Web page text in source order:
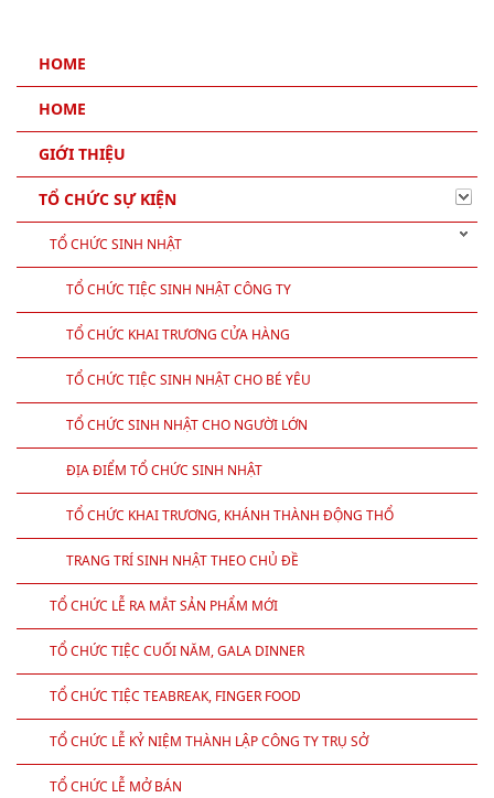
HOME
HOME
GIỚI THIỆU
TỔ CHỨC SỰ KIỆN
TỔ CHỨC SINH NHẬT
TỔ CHỨC TIỆC SINH NHẬT CÔNG TY
TỔ CHỨC KHAI TRƯƠNG CỬA HÀNG
TỔ CHỨC TIỆC SINH NHẬT CHO BÉ YÊU
TỔ CHỨC SINH NHẬT CHO NGƯỜI LỚN
ĐỊA ĐIỂM TỔ CHỨC SINH NHẬT
TỔ CHỨC KHAI TRƯƠNG, KHÁNH THÀNH ĐỘNG THỔ
TRANG TRÍ SINH NHẬT THEO CHỦ ĐỀ
TỔ CHỨC LỄ RA MẮT SẢN PHẨM MỚI
TỔ CHỨC TIỆC CUỐI NĂM, GALA DINNER
TỔ CHỨC TIỆC TEABREAK, FINGER FOOD
TỔ CHỨC LỄ KỶ NIỆM THÀNH LẬP CÔNG TY TRỤ SỞ
TỔ CHỨC LỄ MỞ BÁN